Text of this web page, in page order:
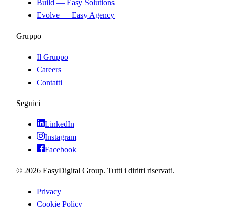
Build — Easy Solutions
Evolve — Easy Agency
Gruppo
Il Gruppo
Careers
Contatti
Seguici
LinkedIn
Instagram
Facebook
© 2026 EasyDigital Group. Tutti i diritti riservati.
Privacy
Cookie Policy